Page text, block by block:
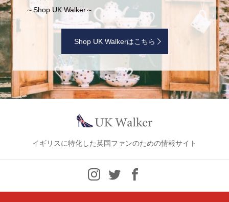
～Shop UK Walker～
Shop UK Walkerはこちら
イギリスに特化した英国ファンのための情報サイト